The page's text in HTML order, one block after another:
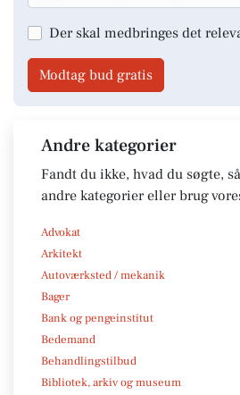
Der skal medbringes det
Modtag bud gratis
Andre kategorier
Fandt du ikke, hvad du søgte,
andre kategorier eller brug
Advokat
Arkitekt
Autoværksted / mekanik
Bager
Bank og pengeinstitut
Bedemand
Behandlingstilbud
Bibliotek, arkiv og museum